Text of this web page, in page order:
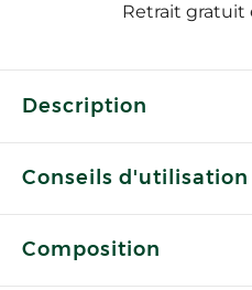
Retrait gratuit
Description
Conseils d'utilisation
Composition